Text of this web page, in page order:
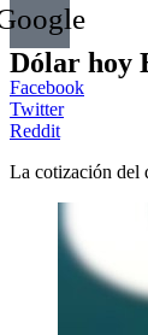
Dólar hoy
Facebook
Twitter
Reddit
La cotización del